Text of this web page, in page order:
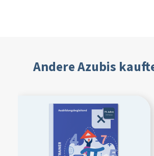
Andere Azubis